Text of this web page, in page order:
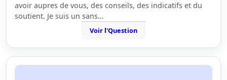
avoir aupres de vous, des conseils, des indicatifs et du
soutient. Je suis un sans…
Voir l'Question